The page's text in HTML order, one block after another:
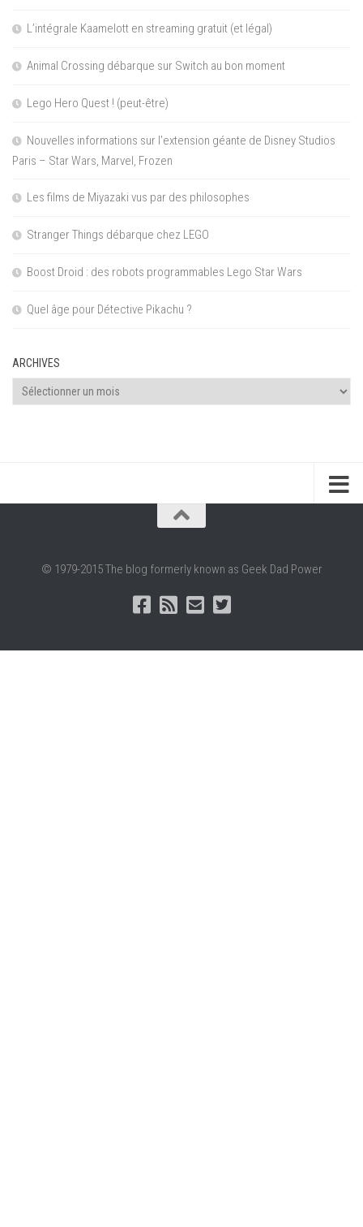
L’intégrale Kaamelott en streaming gratuit (et légal)
Animal Crossing débarque sur Switch au bon moment
Lego Hero Quest ! (peut-être)
Nouvelles informations sur l’extension géante de Disney Studios
Paris – Star Wars, Marvel, Frozen
Les films de Miyazaki vus par des philosophes
Stranger Things débarque chez LEGO
Boost Droid : des robots programmables Lego Star Wars
Quel âge pour Détective Pikachu ?
ARCHIVES
Archives
© 1979-2015 The blog formerly known as Geek Dad Power